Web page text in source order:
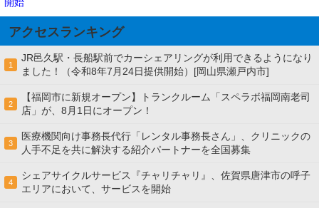
アクセスランキング
1
JR邑久駅・長船駅前でカーシェアリングが利用できるようになり
ました！（令和8年7月24日提供開始）[岡山県瀬戸内市]
2
【福岡市に新規オープン】トランクルーム「スペラボ福岡南老司
店」が、8月1日にオープン！
3
医療機関向け事務長代行「レンタル事務長さん」、クリニックの
人手不足を共に解決する紹介パートナーを全国募集
4
シェアサイクルサービス『チャリチャリ』、佐賀県唐津市の呼子
エリアにおいて、サービスを開始